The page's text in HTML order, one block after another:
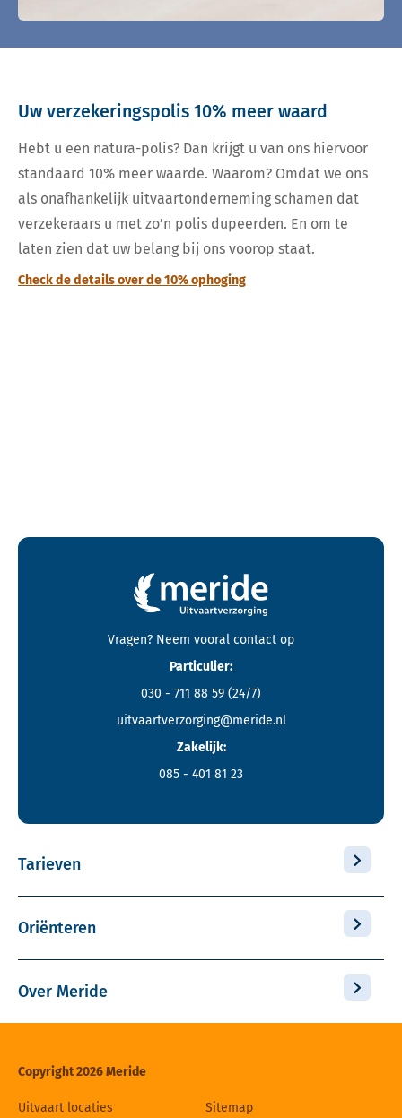
Uw verzekeringspolis 10% meer waard
Hebt u een natura-polis? Dan krijgt u van ons hiervoor
standaard 10% meer waarde. Waarom? Omdat we ons
als onafhankelijk uitvaartonderneming schamen dat
verzekeraars u met zo’n polis dupeerden. En om te
laten zien dat uw belang bij ons voorop staat.
Check de details over de 10% ophoging
Contactgegevens en footer menu van Meride
Vragen? Neem vooral contact op
Particulier:
030 - 711 88 59 (24/7)
uitvaartverzorging@meride.nl
Zakelijk:
085 - 401 81 23
Tarieven
Oriënteren
Over Meride
Copyright 2026 Meride
Uitvaart locaties Sitemap